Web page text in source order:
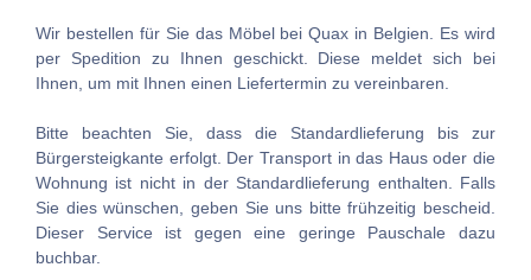
Wir bestellen für Sie das Möbel bei Quax in Belgien. Es wird
per Spedition zu Ihnen geschickt. Diese meldet sich bei
Ihnen, um mit Ihnen einen Liefertermin zu vereinbaren.
Bitte beachten Sie, dass die Standardlieferung bis zur
Bürgersteigkante erfolgt. Der Transport in das Haus oder die
Wohnung ist nicht in der Standardlieferung enthalten. Falls
Sie dies wünschen, geben Sie uns bitte frühzeitig bescheid.
Dieser Service ist gegen eine geringe Pauschale dazu
buchbar.